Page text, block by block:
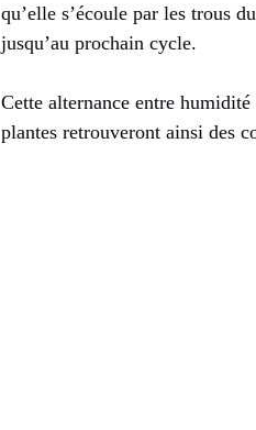
qu’elle s’écoule par les trous
jusqu’au prochain cycle.
Cette alternance entre
plantes retrouveront ainsi des